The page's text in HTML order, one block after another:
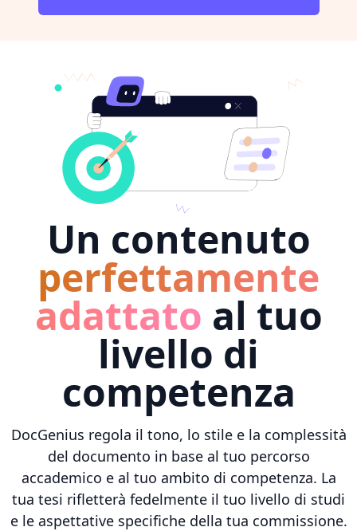
Un contenuto
perfettamente
adattato al tuo
livello di
competenza
DocGenius regola il tono, lo stile e la complessità
del documento in base al tuo percorso
accademico e al tuo ambito di competenza. La
tua tesi rifletterà fedelmente il tuo livello di studi
e le aspettative specifiche della tua commissione.